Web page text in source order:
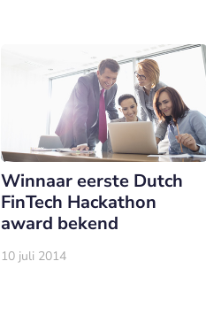
Winnaar eerste Dutch
FinTech Hackathon
award bekend
10 juli 2014